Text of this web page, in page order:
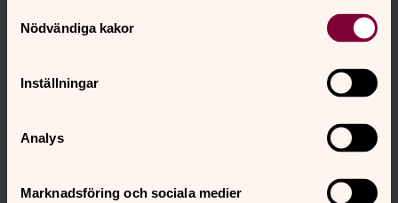
Nödvändiga kakor
Inställningar
Analys
Marknadsföring och sociala medier
så jubileumsfirandet blir samtidigt ett trevligt sätt att
markera projektets avslut, säger Mats.